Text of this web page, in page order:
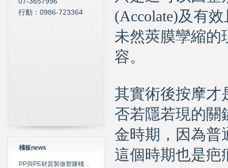
行動：0986-723364
棧板news
PP與PE材質製做塑膠棧板之特性比較
(Accolate)及有
未然莢膜孿縮的
容。
其實術後按摩才
否若隱若現的關
金時期，因為普
這個時期也是疤